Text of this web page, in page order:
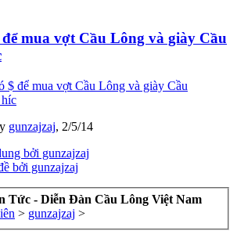
mua vợt Cầu Lông và giày Cầu
$ để mua vợt Cầu Lông và giày Cầu
gunzajzaj, 2/5/14
bởi gunzajzaj
bởi gunzajzaj
Tức - Diễn Đàn Cầu Lông Việt Nam
> gunzajzaj >